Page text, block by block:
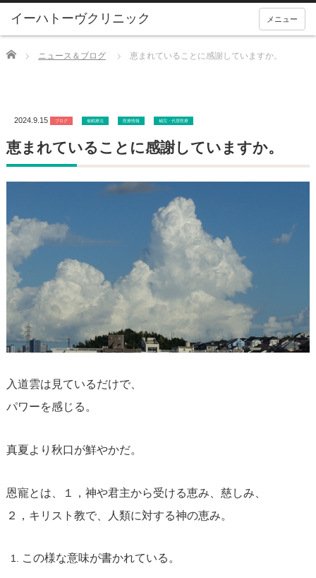
メニュー
Home ニュース＆ブログ 恵まれていることに感謝していますか。
2024.9.15 ブログ 催眠療法 医療情報 補完・代替医療
恵まれていることに感謝していますか。
入道雲は見ているだけで、
パワーを感じる。
真夏より秋口が鮮やかだ。
恩寵とは、１，神や君主から受ける恵み、慈しみ、
２，キリスト教で、人類に対する神の恵み。
この様な意味が書かれている。